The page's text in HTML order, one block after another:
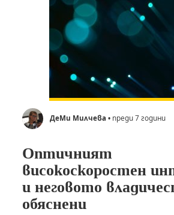
ДеМи Милчева • преди 7 години
Оптичният
високоскоростен
и неговото
обяснени